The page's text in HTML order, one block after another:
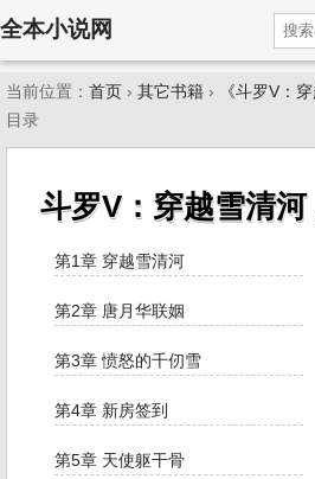
全本小说网
当前位置： 首页 › 其它书籍 › 《斗罗V：
目录
斗罗V：穿越雪清
第1章 穿越雪清河
第2章 唐月华联姻
第3章 愤怒的千仞雪
第4章 新房签到
第5章 天使躯干骨